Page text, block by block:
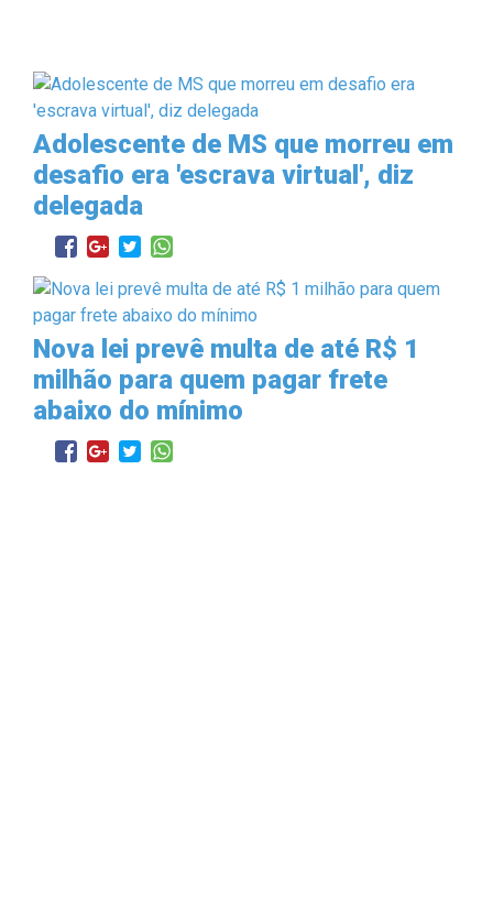
Adolescente de MS que morreu em
desafio era 'escrava virtual', diz
delegada
Nova lei prevê multa de até R$ 1
milhão para quem pagar frete
abaixo do mínimo